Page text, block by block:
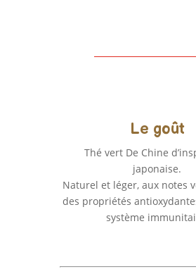
Le goût
Thé vert De Chine
japonaise.
Naturel et léger, aux notes
des propriétés
système